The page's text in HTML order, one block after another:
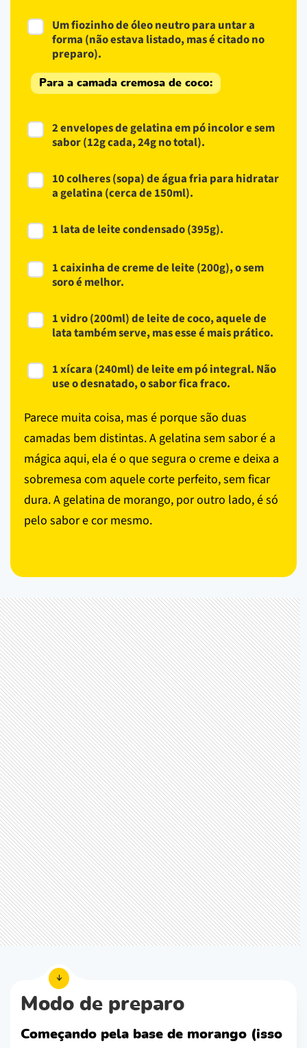
Um fiozinho de óleo neutro para untar a
forma (não estava listado, mas é citado no
preparo).
Para a camada cremosa de coco:
2 envelopes de gelatina em pó incolor e sem
sabor (12g cada, 24g no total).
10 colheres (sopa) de água fria para hidratar
a gelatina (cerca de 150ml).
1 lata de leite condensado (395g).
1 caixinha de creme de leite (200g), o sem
soro é melhor.
1 vidro (200ml) de leite de coco, aquele de
lata também serve, mas esse é mais prático.
1 xícara (240ml) de leite em pó integral. Não
use o desnatado, o sabor fica fraco.
Parece muita coisa, mas é porque são duas
camadas bem distintas. A gelatina sem sabor é a
mágica aqui, ela é o que segura o creme e deixa a
sobremesa com aquele corte perfeito, sem ficar
dura. A gelatina de morango, por outro lado, é só
pelo sabor e cor mesmo.
Modo de preparo
Começando pela base de morango (isso